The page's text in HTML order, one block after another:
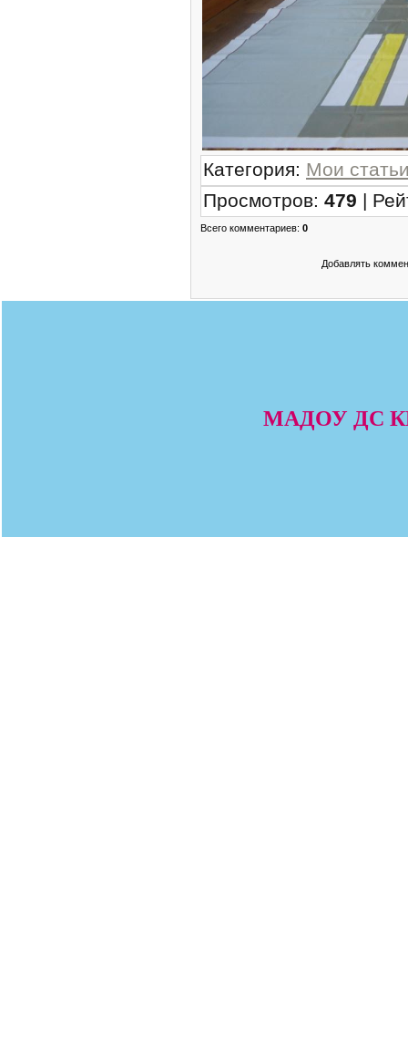
Категория: Мои
Просмотров: 479 |
Всего комментариев: 0
Добавлять
МАДОУ ДС